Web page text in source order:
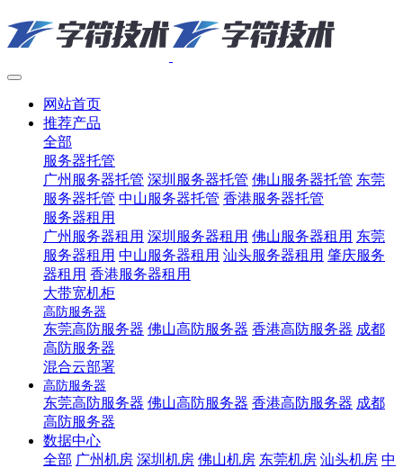
网站首页
推荐产品
全部
服务器托管
广州服务器托管 深圳服务器托管 佛山服务器托管 东莞
服务器托管 中山服务器托管 香港服务器托管
服务器租用
广州服务器租用 深圳服务器租用 佛山服务器租用 东莞
服务器租用 中山服务器租用 汕头服务器租用 肇庆服务
器租用 香港服务器租用
大带宽机柜
高防服务器
东莞高防服务器 佛山高防服务器 香港高防服务器 成都
高防服务器
混合云部署
高防服务器
东莞高防服务器 佛山高防服务器 香港高防服务器 成都
高防服务器
数据中心
全部 广州机房 深圳机房 佛山机房 东莞机房 汕头机房 中